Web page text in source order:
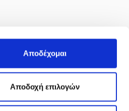
Αποδέχομαι
Aποδοχή επιλογών